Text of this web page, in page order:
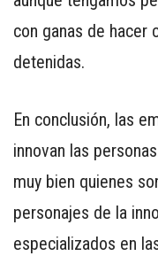
con ganas de hacer
detenidas.
En conclusión, las
innovan las
muy bien quienes
personajes de la
especializados en